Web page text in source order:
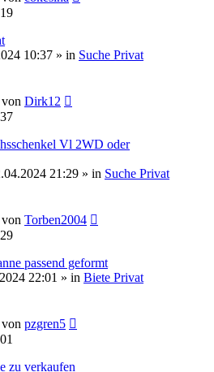
10:37 » in Suche Privat
von Dirk12
Vl 2WD oder
21:29 » in Suche Privat
von Torben2004
passend geformt
22:01 » in Biete Privat
von pzgren5
zu verkaufen